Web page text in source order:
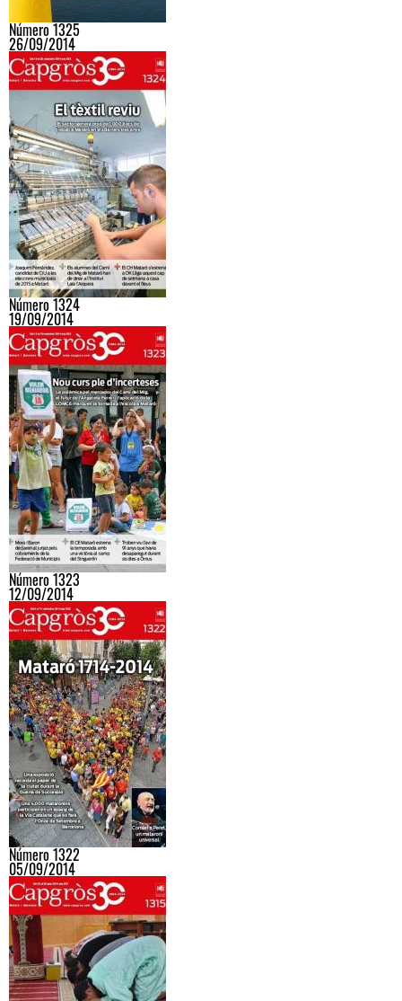
Número 1325
26/09/2014
Número 1324
19/09/2014
Número 1323
12/09/2014
Número 1322
05/09/2014